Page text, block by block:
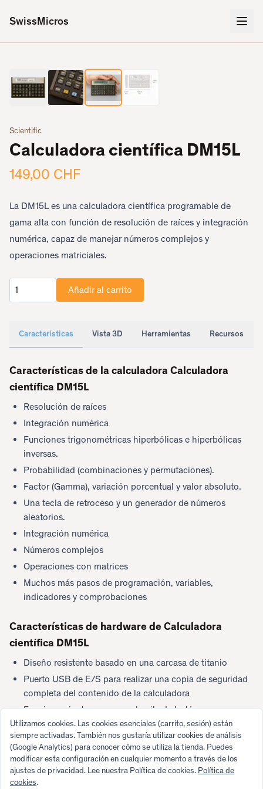
SwissMicros
Scientific
Calculadora científica DM15L
149,00 CHF
La DM15L es una calculadora científica programable de
gama alta con función de resolución de raíces y integración
numérica, capaz de manejar números complejos y
operaciones matriciales.
Cantidad
Añadir al carrito
Características Vista 3D Herramientas Recursos
Características de la calculadora Calculadora
científica DM15L
Resolución de raíces
Integración numérica
Funciones trigonométricas hiperbólicas e hiperbólicas
inversas.
Probabilidad (combinaciones y permutaciones).
Factor (Gamma), variación porcentual y valor absoluto.
Una tecla de retroceso y un generador de números
aleatorios.
Integración numérica
Números complejos
Operaciones con matrices
Muchos más pasos de programación, variables,
indicadores y comprobaciones
Características de hardware de Calculadora
científica DM15L
Diseño resistente basado en una carcasa de titanio
Puerto USB de E/S para realizar una copia de seguridad
completa del contenido de la calculadora
Funcionamiento con una sola pila de botón
Bajo consumo — batería de larga duración
Utilizamos cookies. Las cookies esenciales (carrito, sesión) están
siempre activadas. También nos gustaría utilizar cookies de análisis
(Google Analytics) para conocer cómo se utiliza la tienda. Puedes
modificar esta configuración en cualquier momento a través de los
ajustes de privacidad. Lee nuestra Política de cookies. Política de
cookies.